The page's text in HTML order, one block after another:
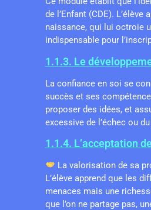
de l’Enfant (CDE).
naissance, qui lui octroie
indispensable pour
1.1.3. Le
La confiance en soi se
succès et ses
proposer des idées, et
excessive de l’échec ou
1.1.4. L’acceptation
La valorisation de sa
L’élève apprend que les
menaces mais une
que l’on ne partage pas,